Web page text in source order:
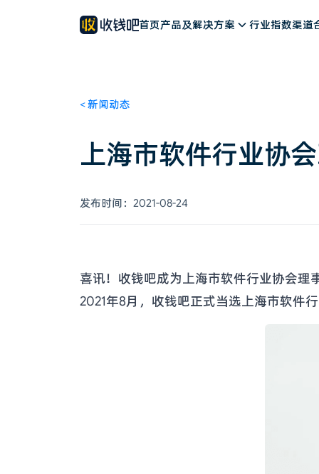
首页产品及解决方案
餐饮解决方案零售解决方案文旅解决方案其他行业
行业指数渠道
公司简介新闻动态客户案例联系我们加入我们
<新闻动态
上海市软件行业协
发布时间： 2021-08-24
喜讯！收钱吧成为上海市软件行业协会理
2021年8月，收钱吧正式当选上海市软件